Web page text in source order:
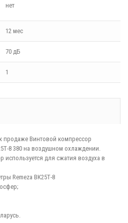
нет
12 мес
70 дБ
1
продаже Винтовой компрессор
8 380 на воздушном охлаждении.
используется для сжатия воздуха в
Remeza ВК25Т-8